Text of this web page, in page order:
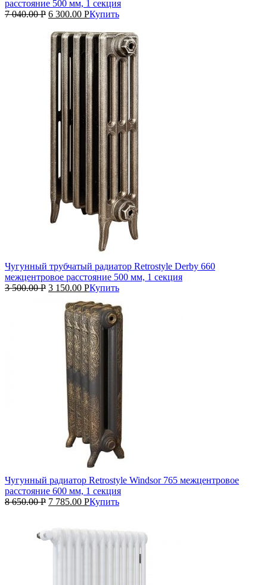
расстояние 500 мм, 1 секция
7 040.00Р 6 300.00 РКупить
Чугунный трубчатый радиатор Retrostyle Derby 660
межцентровое расстояние 500 мм, 1 секция
3 500.00Р 3 150.00 РКупить
Чугунный радиатор Retrostyle Windsor 765 межцентровое
расстояние 600 мм, 1 секция
8 650.00Р 7 785.00 РКупить